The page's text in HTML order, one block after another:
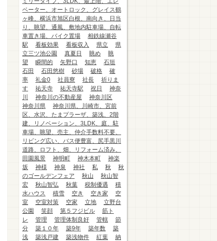
ベーター、オートロック、グレイス鶴
ヶ峰、横浜市旭区白根、南向き、日当
り、眺望、通風、敷地内駐車場、自転
車置き場、バイク置場
相鉄線瀬谷
駅
看板効果 看板収入 県立
県
立三ツ池公園
真夏日 眺め
眺
望
瞬間的 矢野口 知恵
石垣
石田
石田悠樹 砂場 破格
確
率
礼金0 社員寮 社長
祈りま
す
祐天寺 祐天寺駅 祝日
神奈
川
神奈川の不動産屋
神奈川区
神奈川県
神奈川県、川崎市、宮前
区、水沢、たまプラーザ、築浅、2階
建、リノベーション、3LDK、庭、駐
車場、眺望、売主、仲介手数料不要、
リビング広い、バス便豊富、尻手黒川
道路、ロフト、畑、リフォーム済み、
田園風景
神明町 神木本町
神楽
坂
神様 神泉 神社 私 秋
秋
のゴールデンフェア
秋山
秋山智
宏
秋山智弘 秋葉 税制優遇
積
水ハウス
積雪 空き 空き家
空
室
空室対策 空家 立地
立野台
公園
笑顔 第５フジビル
筋ト
レ
管理 管理体制良好 管轄
節
分
築１０年 築9年 築年数
築
浅
築浅戸建 築浅物件 紅葉
納